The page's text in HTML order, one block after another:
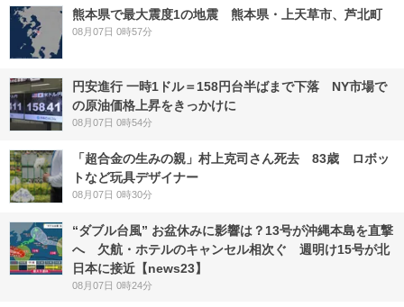
熊本県で最大震度1の地震 熊本県・上天草市、芦北町
08月07日 0時57分
円安進行 一時1ドル＝158円台半ばまで下落 NY市場で
の原油価格上昇をきっかけに
08月07日 0時54分
「超合金の生みの親」村上克司さん死去 83歳 ロボッ
トなど玩具デザイナー
08月07日 0時30分
“ダブル台風” お盆休みに影響は？13号が沖縄本島を直撃
へ 欠航・ホテルのキャンセル相次ぐ 週明け15号が北
日本に接近【news23】
08月07日 0時24分